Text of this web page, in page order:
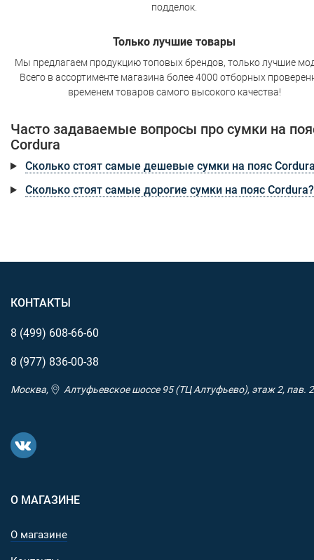
подделок.
Только лучшие товары
Мы предлагаем продукцию топовых брендов, только лучшие
Всего в ассортименте магазина более 4000 отборных
временем товаров самого высокого качества!
Часто задаваемые вопросы про сумки на
Cordura
Сколько стоят самые дешевые сумки на пояс
Сколько стоят самые дорогие сумки на пояс Cordura?
КОНТАКТЫ
8 (499) 608-66-60
8 (977) 836-00-38
Москва, Алтуфьевское шоссе 95 (ТЦ Алтуфьево), этаж 2, пав. 2
О МАГАЗИНЕ
О магазине